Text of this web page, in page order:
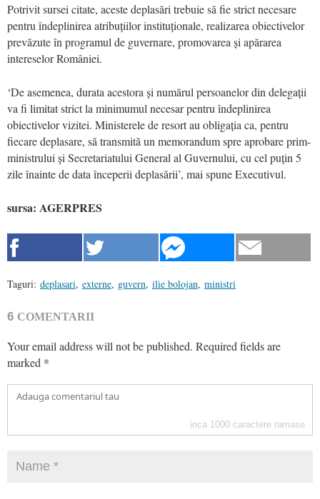
Potrivit sursei citate, aceste deplasări trebuie să fie strict necesare
pentru îndeplinirea atribuțiilor instituționale, realizarea obiectivelor
prevăzute în programul de guvernare, promovarea și apărarea
intereselor României.
‘De asemenea, durata acestora și numărul persoanelor din delegații
va fi limitat strict la minimumul necesar pentru îndeplinirea
obiectivelor vizitei. Ministerele de resort au obligația ca, pentru
fiecare deplasare, să transmită un memorandum spre aprobare prim-
ministrului și Secretariatului General al Guvernului, cu cel puțin 5
zile înainte de data începerii deplasării’, mai spune Executivul.
sursa: AGERPRES
Taguri: deplasari, externe, guvern, ilie bolojan, ministri
6 COMENTARII
Your email address will not be published. Required fields are
marked *
inca 1000 caractere ramase